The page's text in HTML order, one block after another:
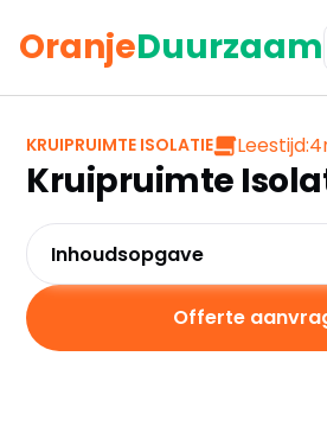
OranjeDuurzaam
KRUIPRUIMTE ISOLATIE Leestijd:4
Kruipruimte
Inhoudsopgave
Breda?
Offerte